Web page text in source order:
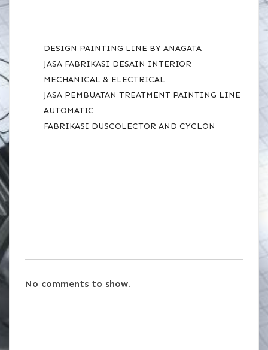
DESIGN PAINTING LINE BY ANAGATA
JASA FABRIKASI DESAIN INTERIOR
MECHANICAL & ELECTRICAL
JASA PEMBUATAN TREATMENT PAINTING LINE
AUTOMATIC
FABRIKASI DUSCOLECTOR AND CYCLON
No comments to show.